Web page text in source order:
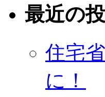
最近の
住宅
に！